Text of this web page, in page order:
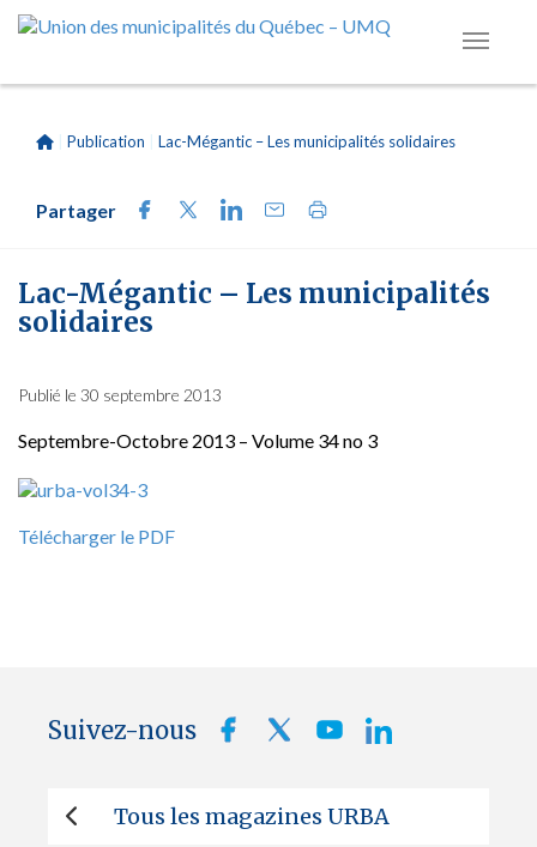
Publication Lac-Mégantic – Les municipalités solidaires
Partager
Lac-Mégantic – Les municipalités
solidaires
Publié le 30 septembre 2013
Septembre-Octobre 2013 – Volume 34 no 3
Télécharger le PDF
Suivez-nous
Tous les magazines URBA